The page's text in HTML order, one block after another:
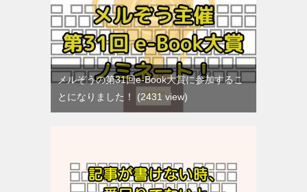
メルぞうの第31回e-Book大賞に参加するこ
とになりました！
2431 view